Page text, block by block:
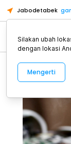
Jabodetabek
Alat
Silakan ubah
dengan lokasi
Mengerti